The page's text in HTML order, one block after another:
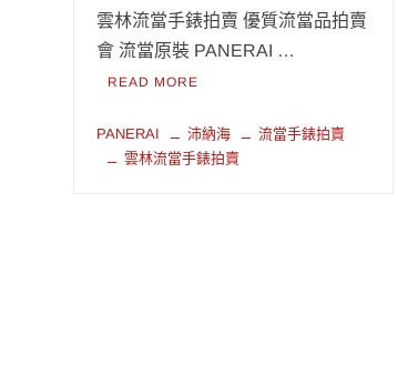
雲林流當手錶拍賣 優質流當品拍賣
會 流當原裝 PANERAI …
READ MORE
PANERAI 沛納海
流當手錶拍賣
雲林流當手錶拍賣